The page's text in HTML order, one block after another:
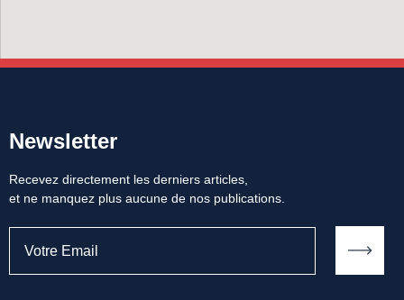
Newsletter
Recevez directement les derniers articles,
et ne manquez plus aucune de nos publications.